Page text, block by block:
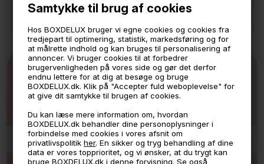
Samtykke til brug af cookies
Hos BOXDELUX bruger vi egne cookies og cookies fra
tredjepart til optimering, statistik, markedsføring og for
at målrette indhold og kan bruges til personalisering af
annoncer. Vi bruger cookies til at forbedrer
brugervenligheden på vores side og gør det derfor
endnu lettere for at dig at besøge og bruge
BOXDELUX.dk. Klik på "Accepter fuld weboplevelse" for
at give dit samtykke til brugen af cookies.
Du kan læse mere information om, hvordan
BOXDELUX.dk behandler dine personoplysninger i
forbindelse med cookies i vores afsnit om
privatlivspolitikher. En sikker og tryg behandling af dine
data er vores topprioritet, og vi ønsker, at du trygt kan
bruge BOXDELUX.dk i denne forvisning. Se også
149,- 111,75
På lager På lager
YOSHI